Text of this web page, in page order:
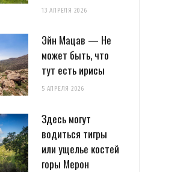
13 АПРЕЛЯ 2026
Эйн Мацав — Не
может быть, что
тут есть ирисы
5 АПРЕЛЯ 2026
Здесь могут
водиться тигры
или ущелье костей
горы Мерон